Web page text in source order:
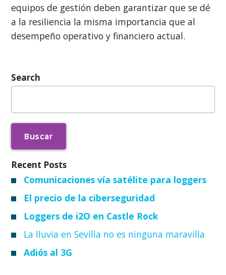
equipos de gestión deben garantizar que se dé
a la resiliencia la misma importancia que al
desempeño operativo y financiero actual.
Search
Buscar:
Recent Posts
Comunicaciones vía satélite para loggers
El precio de la ciberseguridad
Loggers de i2O en Castle Rock
La lluvia en Sevilla no es ninguna maravilla
Adiós al 3G